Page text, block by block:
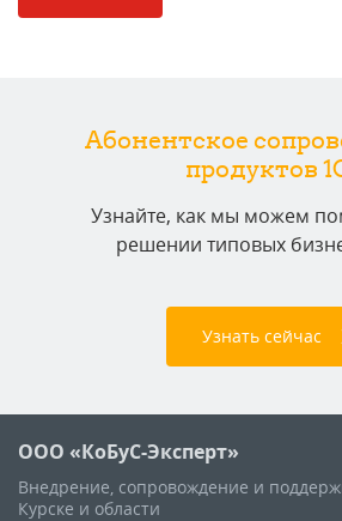
Абонентское
продуктов
Узнайте, как мы можем
решении типовых
Узнать сейчас
ООО «КоБуС-Эксперт»
Внедрение, сопровождение и
Курске и области